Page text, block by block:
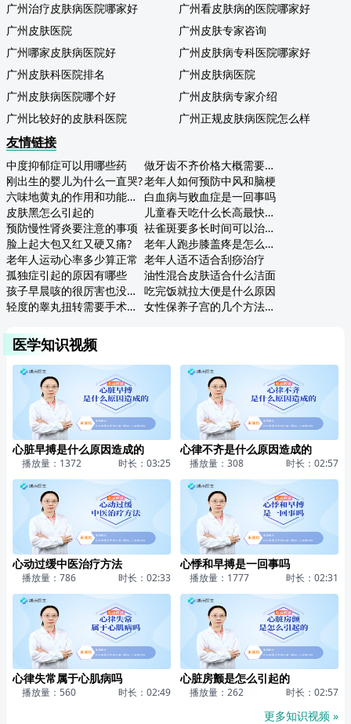
广州治疗皮肤病医院哪家好
广州看皮肤病的医院哪家好
广州皮肤医院
广州皮肤专家咨询
广州哪家皮肤病医院好
广州皮肤病专科医院哪家好
广州皮肤科医院排名
广州皮肤病医院
广州皮肤病医院哪个好
广州皮肤病专家介绍
广州比较好的皮肤科医院
广州正规皮肤病医院怎么样
友情链接
中度抑郁症可以用哪些药
做牙齿不齐价格大概需要多少
刚出生的婴儿为什么一直哭?老年人如何预防中风和脑梗
六味地黄丸的作用和功能主治
白血病与败血症是一回事吗
皮肤黑怎么引起的
儿童春天吃什么长高最快最好
预防慢性肾炎要注意的事项
祛雀斑要多长时间可以治疗好
脸上起大包又红又硬又痛?
老年人跑步膝盖疼是怎么回事啊怎么办
老年人运动心率多少算正常 老年人适不适合刮痧治疗
孤独症引起的原因有哪些
油性混合皮肤适合什么洁面
孩子早晨咳的很厉害也没肺炎怎么治疗
吃完饭就拉大便是什么原因
轻度的睾丸扭转需要手术治疗吗
女性保养子宫的几个方法一定要知
医学知识视频
心脏早搏是什么原因造成的
播放量：1372 时长：03:25
心律不齐是什么原因造成的
播放量：308 时长：02:57
心动过缓中医治疗方法
播放量：786 时长：02:33
心悸和早搏是一回事吗
播放量：1777 时长：02:31
心律失常属于心肌病吗
播放量：560 时长：02:49
心脏房颤是怎么引起的
播放量：262 时长：02:57
更多知识视频 »